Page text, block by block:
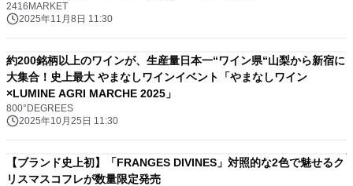
2416MARKET
2025年11月8日 11:30
約200銘柄以上のワインが、生産量日本一“ワイン県“山梨から新宿に
大集合！史上最大 やまなしワインイベント「やまなしワイン
×LUMINE AGRI MARCHE 2025」
800°DEGREES
2025年10月25日 11:30
【ブランド史上初】「FRANGES DIVINES」対照的な2色で魅せるク
リスマスコフレが数量限定発売